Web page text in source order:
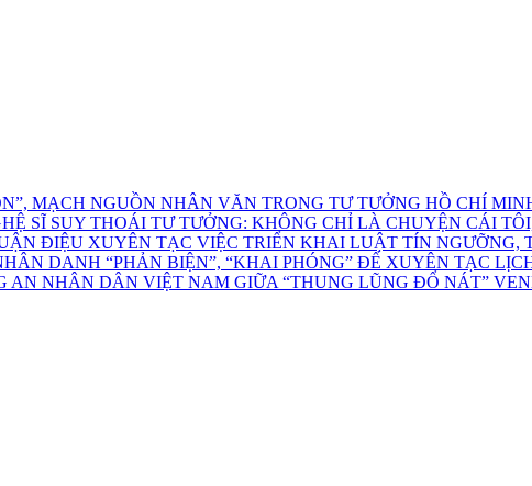
MẠCH NGUỒN NHÂN VĂN TRONG TƯ TƯỞNG HỒ CHÍ
SĨ SUY THOÁI TƯ TƯỞNG: KHÔNG CHỈ LÀ CHUYỆN CÁI
ĐIỆU XUYÊN TẠC VIỆC TRIỂN KHAI LUẬT TÍN NGƯỠNG,
DANH “PHẢN BIỆN”, “KHAI PHÓNG” ĐỂ XUYÊN TẠC
AN NHÂN DÂN VIỆT NAM GIỮA “THUNG LŨNG ĐỔ NÁT”